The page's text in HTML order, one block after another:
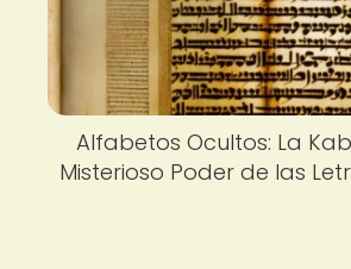
Alfabetos Ocultos: La
Misterioso Poder de las